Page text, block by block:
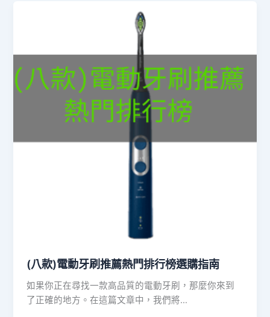
(八款)電動牙刷推薦熱門排行榜選購指南
如果你正在尋找一款高品質的電動牙刷，那麼你來到
了正確的地方。在這篇文章中，我們將…